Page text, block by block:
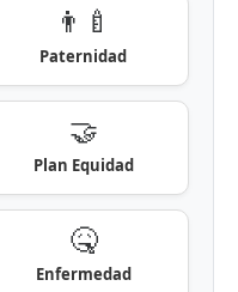
👨‍🍼
Paternidad
🤝
Plan Equidad
🤒
Enfermedad